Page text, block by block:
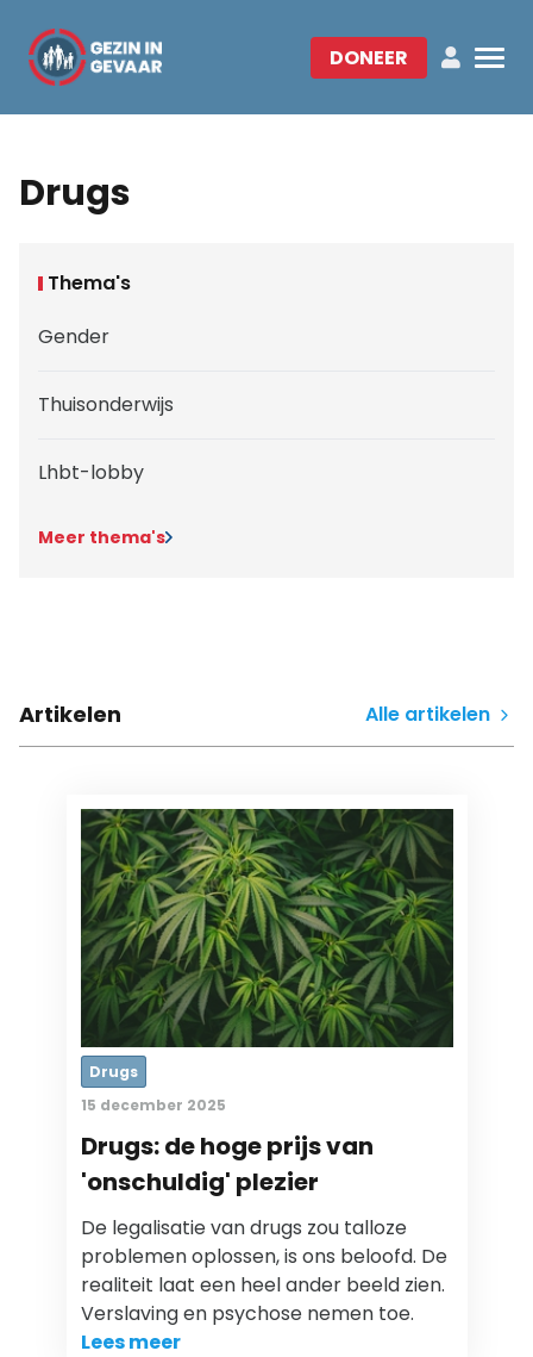
DONEER
Drugs
Thema's
Gender
Thuisonderwijs
Lhbt-lobby
Meer thema's
Artikelen Alle artikelen
Drugs
15 december 2025
Drugs: de hoge prijs van
'onschuldig' plezier
De legalisatie van drugs zou talloze
problemen oplossen, is ons beloofd. De
realiteit laat een heel ander beeld zien.
Verslaving en psychose nemen toe.
Lees meer